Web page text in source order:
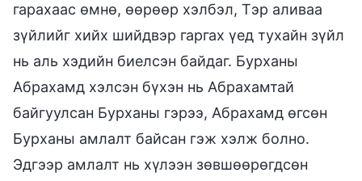
гарахаас өмнө, өөрөөр хэлбэл, Тэр аливаа
зүйлийг хийх шийдвэр гаргах үед тухайн зүйл
нь аль хэдийн биелсэн байдаг. Бурханы
Абрахамд хэлсэн бүхэн нь Абрахамтай
байгуулсан Бурханы гэрээ, Абрахамд өгсөн
Бурханы амлалт байсан гэж хэлж болно.
Эдгээр амлалт нь хүлээн зөвшөөрөгдсөн